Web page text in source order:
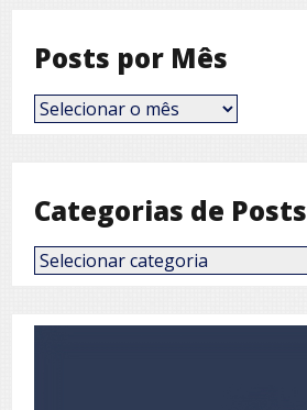
Posts por Mês
Posts
por
Categorias de Posts
Categorias
de